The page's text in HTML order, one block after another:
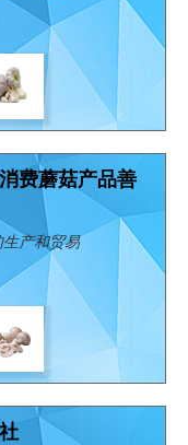
费蘑菇产品善
产和贸易